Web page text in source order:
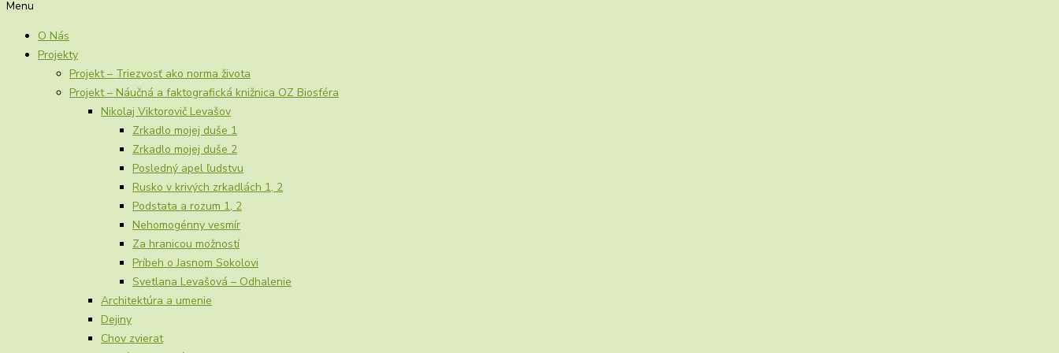
Menu
O Nás
Projekty
Projekt – Triezvosť ako norma života
Projekt – Náučná a faktografická knižnica OZ Biosféra
Nikolaj Viktorovič Levašov
Zrkadlo mojej duše 1
Zrkadlo mojej duše 2
Posledný apel ľudstvu
Rusko v krivých zrkadlách 1, 2
Podstata a rozum 1, 2
Nehomogénny vesmír
Za hranicou možností
Príbeh o Jasnom Sokolovi
Svetlana Levašová – Odhalenie
Architektúra a umenie
Dejiny
Chov zvierat